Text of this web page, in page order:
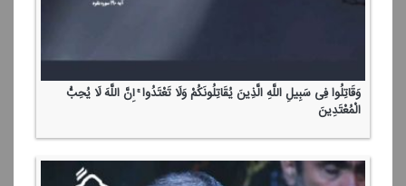
وَقَاتِلُوا فِی سَبِیلِ اللَّهِ الَّذِینَ یُقَاتِلُونَكُمْ وَلَا تَعْتَدُوا ۚ إِنَّ اللَّهَ لَا یُحِبُّ
الْمُعْتَدِینَ